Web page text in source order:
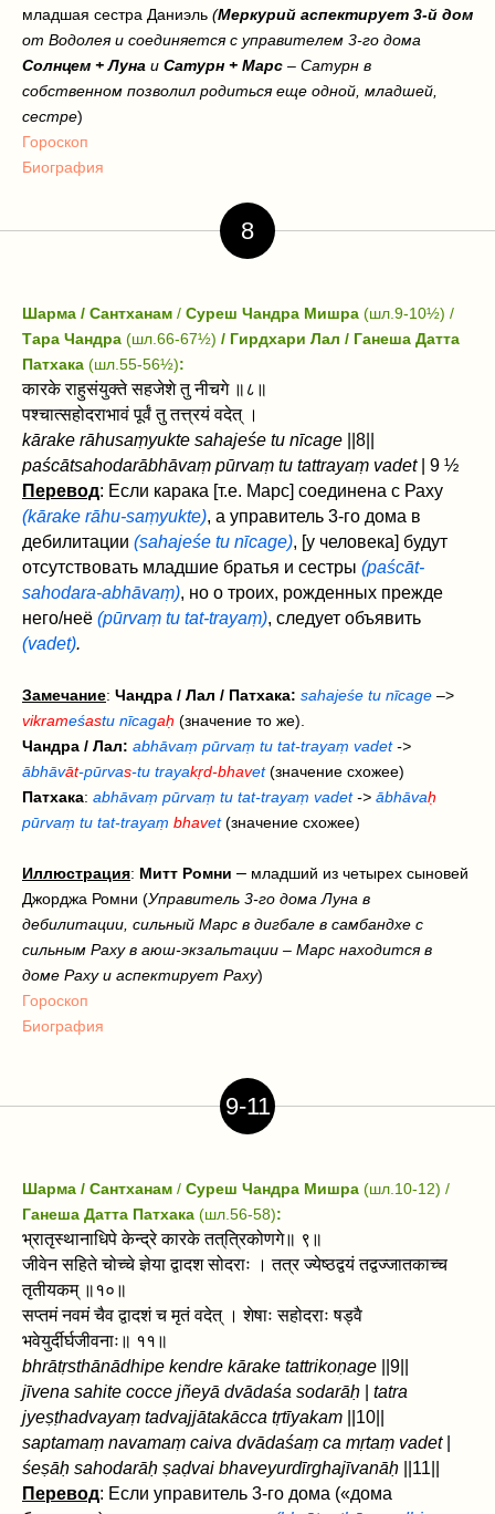
младшая сестра Даниэль (Меркурий аспектирует 3-й дом
от Водолея и соединяется с управителем 3-го дома
Солнцем + Луна и Сатурн + Марс – Сатурн в
собственном позволил родиться еще одной, младшей,
сестре)
Гороскоп
Биография
8
Шарма / Сантханам / Суреш Чандра Мишра (шл.9-10½) /
Тара Чандра (шл.66-67½) / Гирдхари Лал / Ганеша Датта
Патхака (шл.55-56½):
कारके राहुसंयुक्ते सहजेशे तु नीचगे ॥८॥
पश्चात्सहोदराभावं पूर्वं तु तत्त्रयं वदेत्‌ ।
kārake rāhusaṃyukte sahajeśe tu nīcage
||8||
paścāt‌sahodarābhāvaṃ pūrvaṃ tu tattrayaṃ vadet‌
| 9 ½
Перевод: Если карака [т.е. Марс] соединена с Раху
(kārake rāhu-saṃyukte), а управитель 3-го дома в
дебилитации (sahajeśe tu nīcage), [у человека] будут
отсутствовать младшие братья и сестры (paścāt-‌
sahodara-abhāvaṃ), но о троих, рожденных прежде
него/неё (pūrvaṃ tu tat-trayaṃ), следует объявить
(vadet‌).
Замечание: Чандра / Лал / Патхака: sahajeśe tu nīcage –>
vikrameśastu nīcagaḥ (значение то же).
Чандра / Лал: abhāvaṃ pūrvaṃ tu tat-trayaṃ vadet‌->
ābhāvāt-pūrvas-tu trayakṛd-bhavet (значение схожее)
Патхака: abhāvaṃ pūrvaṃ tu tat-trayaṃ vadet‌-> ābhāvaḥ
pūrvaṃ tu tat-trayaṃ bhavet(значение схожее)
Иллюстрация: Митт Ромни – младший из четырех сыновей
Джорджа Ромни (Управитель 3-го дома Луна в
дебилитации, сильный Марс в дигбале в самбандхе с
сильным Раху в аюш-экзальтации – Марс находится в
доме Раху и аспектирует Раху)
Гороскоп
Биография
9-11
Шарма / Сантханам / Суреш Чандра Мишра (шл.10-12) /
Ганеша Датта Патхака (шл.56-58):
भ्रातृस्थानाधिपे केन्द्रे कारके तत्‌त्रिकोणगे॥ ९॥
जीवेन सहिते चोच्चे ज्ञेया द्वादश सोदराः । तत्र ज्येष्ठद्वयं तद्वज्जातकाच्च
तृतीयकम्‌ ॥१०॥
सप्तमं नवमं चैव द्वादशं च मृतं वदेत्‌ । शेषाः सहोदराः षड्वै
भवेयुर्दीर्घजीवनाः॥ ११॥
bhrātṛsthānādhipe kendre kārake tat‌trikoṇage
||9||
jīvena sahite cocce jñeyā dvādaśa sodarāḥ
tatra
jyeṣṭhadvayaṃ tadvajjātakācca tṛtīyakam‌
||10||
saptamaṃ navamaṃ caiva dvādaśaṃ ca mṛtaṃ vadet‌
śeṣāḥ sahodarāḥ ṣaḍ‌vai bhaveyurdīrghajīvanāḥ
||11||
Перевод: Если управитель 3-го дома («дома